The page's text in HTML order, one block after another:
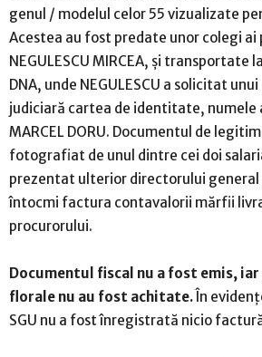
genul / modelul celor 55 vizualizate
Acestea au fost predate unor colegi ai
NEGULESCU MIRCEA, şi transportate
DNA, unde NEGULESCU a solicitat
judiciară cartea de identitate, numele
MARCEL DORU. Documentul de
fotografiat de unul dintre cei doi
prezentat ulterior directorului general
întocmi factura contavalorii mărfii
procurorului.
Documentul fiscal nu a fost emis,
florale nu au fost achitate. În
SGU nu a fost înregistrată nicio